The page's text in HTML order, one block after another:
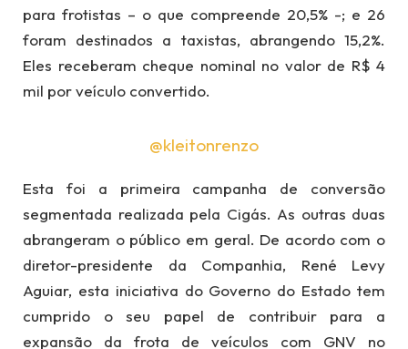
para frotistas – o que compreende 20,5% -; e 26
foram destinados a taxistas, abrangendo 15,2%.
Eles receberam cheque nominal no valor de R$ 4
mil por veículo convertido.
@kleitonrenzo
Esta foi a primeira campanha de conversão
segmentada realizada pela Cigás. As outras duas
abrangeram o público em geral. De acordo com o
diretor-presidente da Companhia, René Levy
Aguiar, esta iniciativa do Governo do Estado tem
cumprido o seu papel de contribuir para a
expansão da frota de veículos com GNV no